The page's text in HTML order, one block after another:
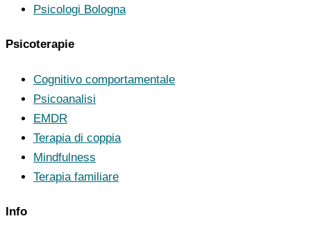
Psicologi Bologna
Psicoterapie
Cognitivo comportamentale
Psicoanalisi
EMDR
Terapia di coppia
Mindfulness
Terapia familiare
Info